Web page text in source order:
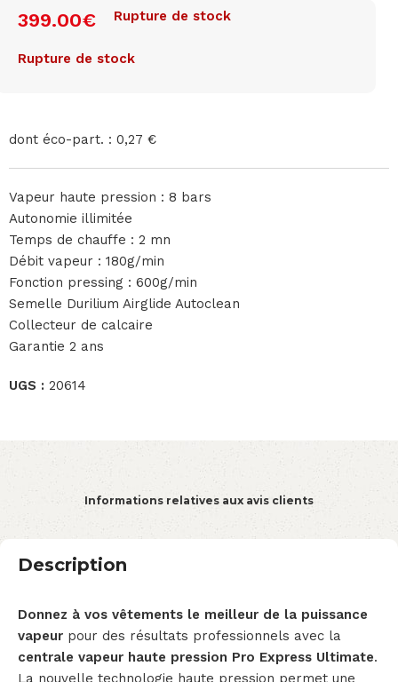
399.00€ Rupture de stock
Rupture de stock
dont éco-part. : 0,27 €
Vapeur haute pression : 8 bars
Autonomie illimitée
Temps de chauffe : 2 mn
Débit vapeur : 180g/min
Fonction pressing : 600g/min
Semelle Durilium Airglide Autoclean
Collecteur de calcaire
Garantie 2 ans
UGS : 20614
Informations relatives aux avis clients
Description
Donnez à vos vêtements le meilleur de la puissance
vapeur pour des résultats professionnels avec la
centrale vapeur haute pression Pro Express Ultimate.